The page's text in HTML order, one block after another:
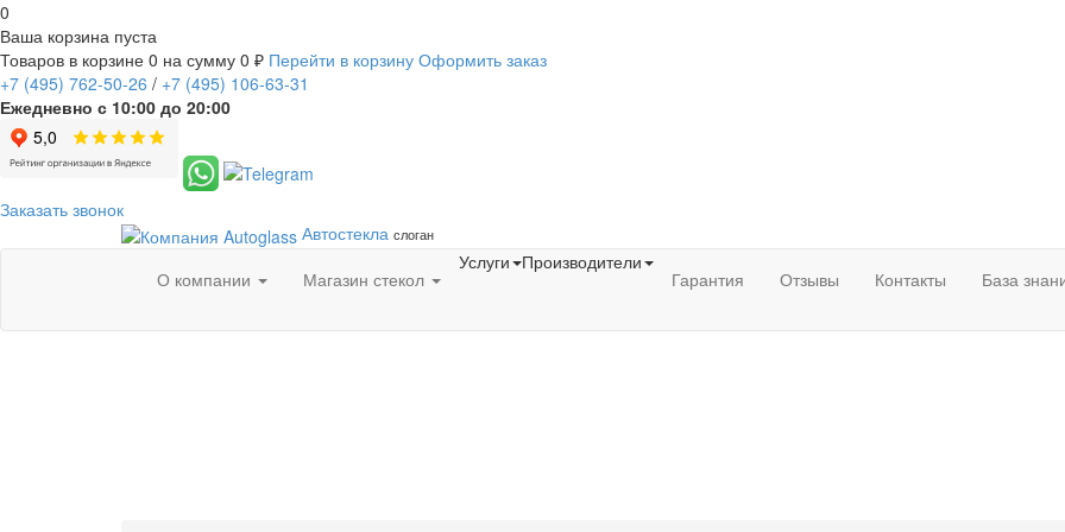
0
Ваша корзина пуста
Товаров в корзине 0 на сумму 0 ₽ Перейти в корзину Оформить заказ
+7 (495) 762-50-26 / +7 (495) 106-63-31
Ежедневно с 10:00 до 20:00
Заказать звонок
Автостекла слоган
О компании Магазин стекол
Услуги Производители
Гарантия Отзывы Контакты База